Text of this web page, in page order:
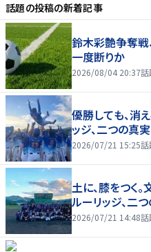
話題の投稿の新着記事
鈴木彩艶争奪戦
一度断りか
2026/08/04 20:37話
優勝しても、消
ッジ、二つの真実
2026/07/21 15:25話
土に、膝をつく
ルーリッジ、二つ
2026/07/21 14:48話